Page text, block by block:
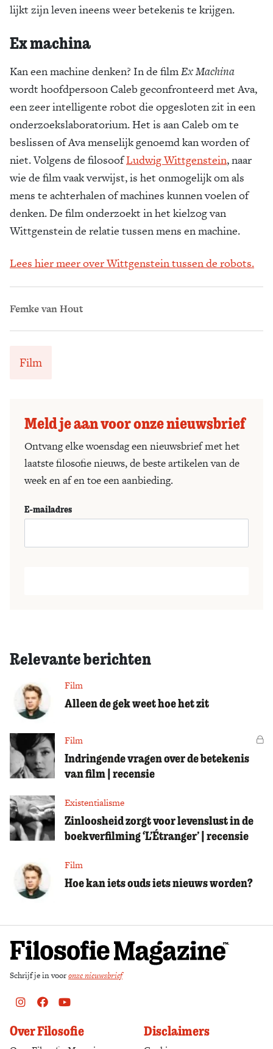
lijkt zijn leven ineens weer betekenis te krijgen.
Ex machina
Kan een machine denken? In de filmEx Machina
wordt hoofdpersoon Caleb geconfronteerd met Ava,
een zeer intelligente robot die opgesloten zit in een
onderzoekslaboratorium. Het is aan Caleb om te
beslissen of Ava menselijk genoemd kan worden of
niet. Volgens de filosoofLudwig Wittgenstein, naar
wie de film vaak verwijst, is het onmogelijk om als
mens te achterhalen of machines kunnen voelen of
denken. De film onderzoekt in het kielzog van
Wittgenstein de relatie tussen mens en machine.
Lees hier meer over Wittgenstein tussen de robots.
Femke van Hout
Film
Meld je aan voor onze nieuwsbrief
Ontvang elke woensdag een nieuwsbrief met het
laatste filosofie nieuws, de beste artikelen van de
week en af en toe een aanbieding.
E-mailadres
Relevante berichten
Film
Alleen de gek weet hoe het zit
Film
Indringende vragen over de betekenis
van film | recensie
Existentialisme
Zinloosheid zorgt voor levenslust in de
boekverfilming ‘L’Étranger’ | recensie
Film
Hoe kan iets ouds iets nieuws worden?
Schrijf je in vooronze nieuwsbrief
Instagram
FacebookYoutube
Over Filosofie Disclaimers